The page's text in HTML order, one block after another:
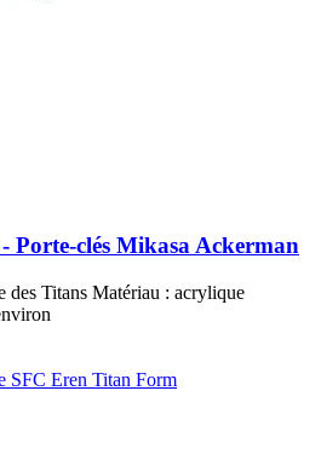
Porte-clés Mikasa Ackerman
Titans Matériau : acrylique